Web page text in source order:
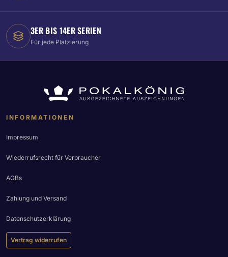
3ER BIS 14ER SERIEN
Für jede Platzierung
INFORMATIONEN
Impressum
Wiederrufsrecht für Verbraucher
AGBs
Zahlung und Versand
Datenschutzerklärung
Vertrag widerrufen